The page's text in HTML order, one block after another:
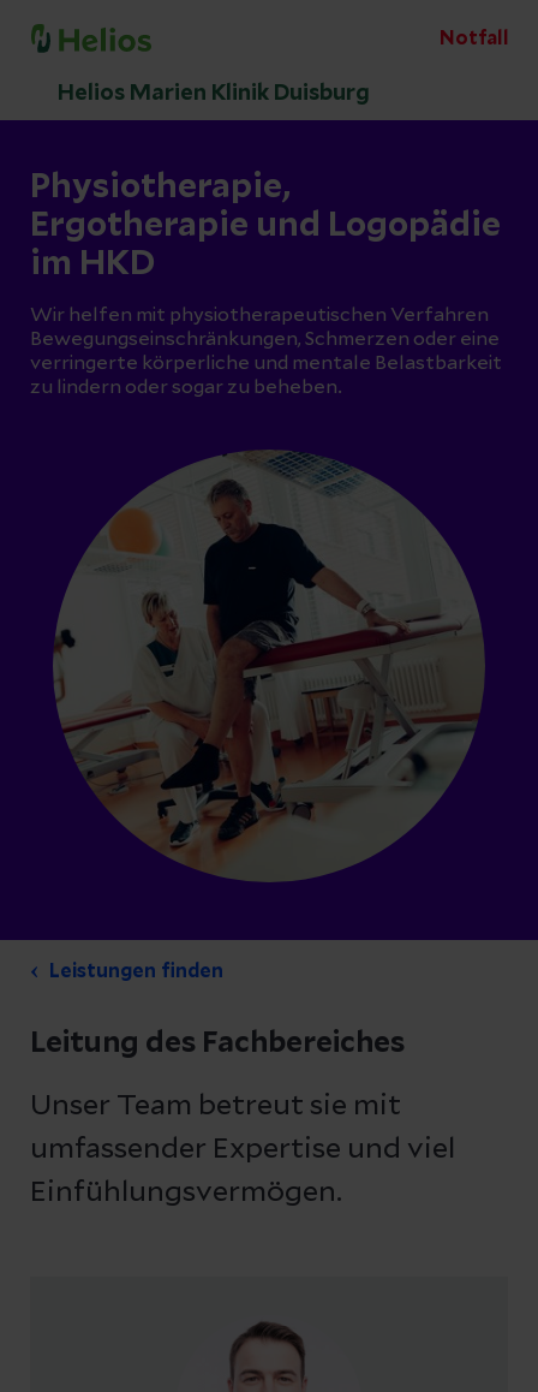
Notfall
Helios Marien Klinik Duisburg
Physiotherapie,
Ergotherapie und Logopädie
im HKD
Wir helfen mit physiotherapeutischen Verfahren
Bewegungseinschränkungen, Schmerzen oder eine
verringerte körperliche und mentale Belastbarkeit
zu lindern oder sogar zu beheben.
Leistungen finden
Leitung des Fachbereiches
Unser Team betreut sie mit
umfassender Expertise und viel
Einfühlungsvermögen.